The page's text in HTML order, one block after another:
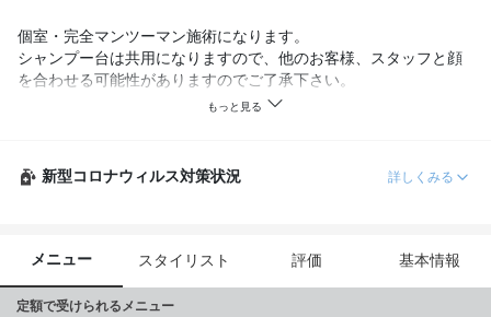
個室・完全マンツーマン施術になります。
シャンプー台は共用になりますので、他のお客様、スタッフと顔
を合わせる可能性がありますのでご了承下さい。
ご到着後「我舞谷隼人」を探して受付をして頂き、入口のソファ
ーにおかけになってお待ち下さい。
す。
願い致します。
新型コロナウィルス対策状況 詳しくみる
メニュー スタイリスト 評価 基本情報
定額で受けられるメニュー